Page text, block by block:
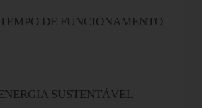
DE FUNCIONAMENTO
SUSTENTÁVEL